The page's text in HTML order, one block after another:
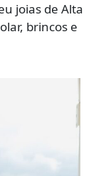
joias de Alta
brincos e